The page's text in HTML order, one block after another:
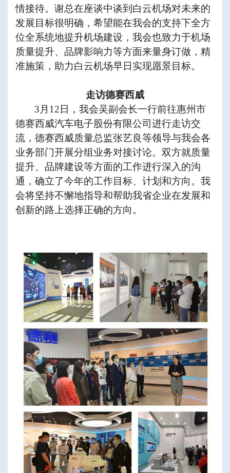
情接待。谢总在座谈中谈到白云机场对未来的
发展目标很明确，希望能在我会的支持下全方
位全系统地提升机场建设，我会也致力于机场
质量提升、品牌影响力等方面来量身订做，精
准施策，助力白云机场早日实现愿景目标。
走访德赛西威
3 月 12日，我会吴副会长一行前往惠州市
德赛西威汽车电子股份有限公司进行走访交
流，德赛西威质量总监张艺良等领导与我会各
业务部门开展分组业务对接讨论。双方就质量
提升、品牌建设等方面的工作进行深入的沟
通，确立了今年的工作目标、计划和方向。我
会将坚持不懈地指导和帮助我省企业在发展和
创新的路上选择正确的方向。